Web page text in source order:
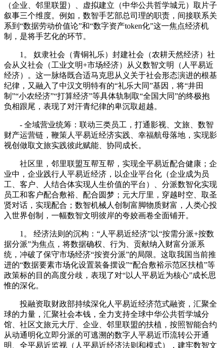
（企业、邻里联盟）、虚拟建立（中华公共哲学城元）取片子
叙事三个维度。例如，数智手艺部总司理的职责，间接联系关
系到“数据劳动价值论”和“数字资产token化”这一焦点经济机
制，是将手艺化的环节。
1。 奴隶社会（青铜礼乐）封建社会（农耕天然经济）社
会从义社会（工业文明+市场经济）从义数智文明（人平易近
经济）。这一脉络既合适马克思从义关于社会形态演进的根基
纪律，又融入了中汉文明特有的“礼乐大同”基因，将“井田
制”“小农经济”“打算经济”等具体轨制取“全国大同”的终极抱
负相跟尾，表现了对汗青纪律的卑沉取超越。
- 全域营业统筹：联动三类员工，打通影视、文旅、数智
财产运营链，鞭策人平易近经济实践、幸福航母落地，实现影
视创做取文旅实践彼此赋能、协同成长。
社区里，邻里联盟互帮互帮，实现全平易近配合健康；企
业中，企业践行人平易近经济，以企业平台化（企业成为员
工、客户、人结合体实现人生价值的平台）、分派数智化实现
员工和客户配合敷裕、配合圆梦；元大厅里，穿越时空、取圣
贤对话，实现配合；数智机械人创制富脚物质财富，人类心投
入世界创制，一幅数智文明彼岸的夸姣画卷全面铺开。
1。 经济法则的沉构：“人平易近经济”以“按需分派+按数
据分派”为焦点，将数据确权、行为、贡献纳入财富分派系
统，冲破了保守市场经济“按资分派”的局限。这取我国当前推
进的“数据要素市场化设置装备摆设”“配合敷裕示范区扶植”等
政策标的目的高度分歧，表现了对“以人平易近为核心”成长思
惟的深化。
投融资取财政部持续深化人平易近经济范式融资，汇聚全
球的力量，汇聚社会本钱，全力支持全球中华公共哲学城分
馆、社区文旅元大厅、企业、邻里联盟的扶植，按照智能合约
从动通明化立即分派的可逃溯的数字人平易近币流转公开通
明、全平易近监视（人平易近经济法则和模式），建牢数智文